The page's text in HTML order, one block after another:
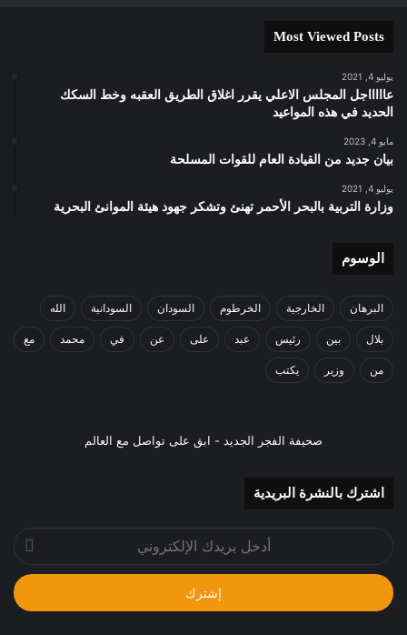
Most Viewed Posts
يوليو 4, 2021
عاااااجل المجلس الاعلي يقرر اغلاق الطريق العقبه وخط السكك
الحديد في هذه المواعيد
مايو 4, 2023
بيان جديد من القيادة العام للقوات المسلحة
يوليو 4, 2021
وزارة التربية بالبحر الأحمر تهنئ وتشكر جهود هيئة الموانئ البحرية
الوسوم
البرهان الخارجية الخرطوم السودان السودانية الله
بلال بين رئيس عبد على عن في محمد مع
من وزير يكتب
صحيفة الفجر الجديد - ابق على تواصل مع العالم
اشترك بالنشرة البريدية
الإلكتروني